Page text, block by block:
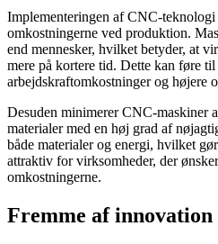
Implementeringen af CNC-teknologi
omkostningerne ved produktion.
end mennesker, hvilket betyder, at
mere på kortere tid. Dette kan føre til
arbejdskraftomkostninger og højere
Desuden minimerer CNC-maskiner
materialer med en høj grad af
både materialer og energi, hvilket
attraktiv for virksomheder, der
omkostningerne.
Fremme af